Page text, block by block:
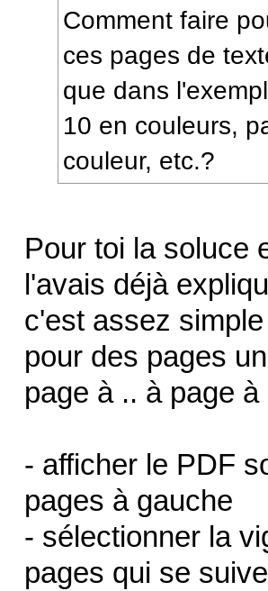
Comment faire
ces pages de
que dans
10 en couleurs,
couleur, etc.?
Pour toi la soluce
l'avais déjà
c'est assez
pour des pages
page à .. à page à
- afficher le PDF
pages à gauche
- sélectionner la
pages qui se